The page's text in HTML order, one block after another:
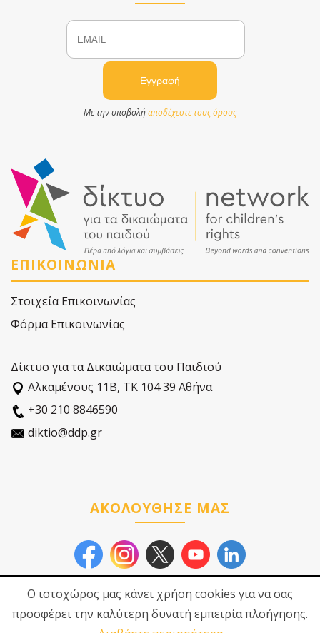
Email
Με την υποβολήαποδέχεστε τους όρους
ΕΠΙΚΟΙΝΩΝΙΑ
Στοιχεία Επικοινωνίας
Φόρμα Επικοινωνίας
Δίκτυο για τα Δικαιώματα του Παιδιού
Αλκαµένους 11Β, ΤΚ 104 39 Αθήνα
+30 210 8846590
diktio@ddp.gr
ΑΚΟΛΟΥΘΗΣΕ ΜΑΣ
Ο ιστοχώρος μας κάνει χρήση cookies για να σας
προσφέρει την καλύτερη δυνατή εμπειρία πλοήγησης.